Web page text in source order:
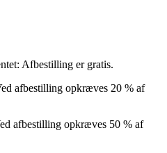
Afbestilling er gratis.
afbestilling opkræves 20 % af
afbestilling opkræves 50 % af